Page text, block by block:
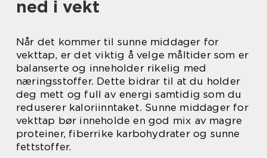
ned i vekt
Når det kommer til sunne middager for
vekttap, er det viktig å velge måltider som er
balanserte og inneholder rikelig med
næringsstoffer. Dette bidrar til at du holder
deg mett og full av energi samtidig som du
reduserer kaloriinntaket. Sunne middager for
vekttap bør inneholde en god mix av magre
proteiner, fiberrike karbohydrater og sunne
fettstoffer.